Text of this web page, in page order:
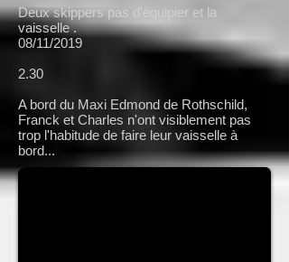
Deux skippers pas d'équipier et la
vaisselle .
08/11/2019
2.30
A bord du Maxi Edmond de Rothschild,
Franck et Charles n'ont visiblement pas
trop l'habitude de faire leur vaisselle à
bord...